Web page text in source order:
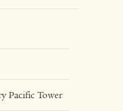
Pacific Tower